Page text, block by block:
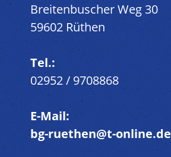
Breitenbuscher Weg 30
59602 Rüthen
Tel.:
02952 / 9708868
E-Mail:
bg-ruethen@t-online.de